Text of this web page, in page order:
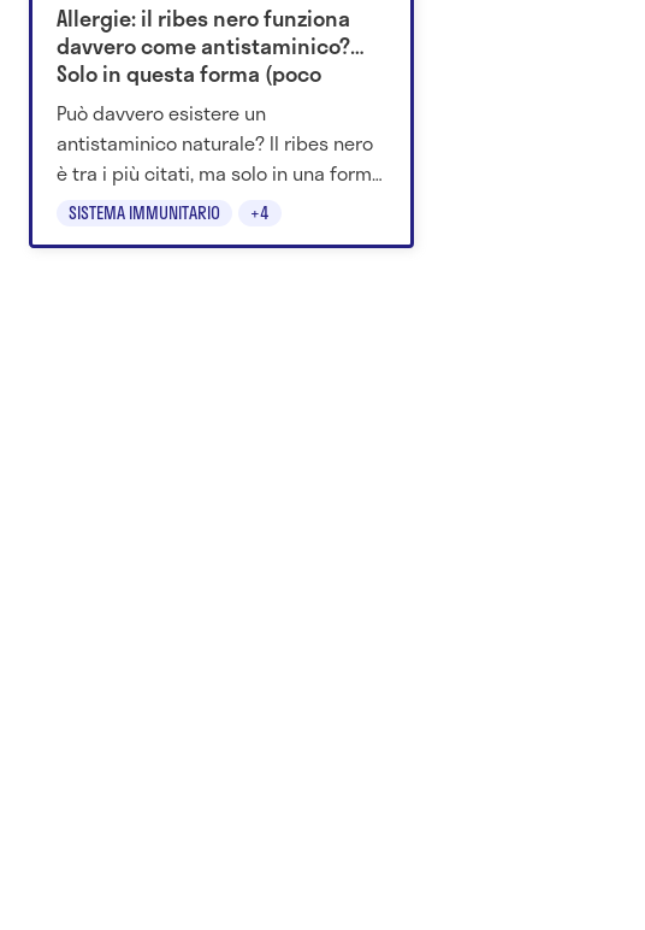
SISTEMA IMMUNITARIO +4
Allergie: il ribes nero funziona
davvero come antistaminico?
Solo in questa forma (poco
conosciuta)
Può davvero esistere un
antistaminico naturale? Il ribes nero
è tra i più citati, ma solo in una forma
precisa sembra avere effetti